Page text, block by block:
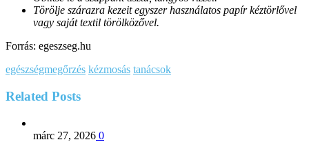
Törölje szárazra kezeit egyszer használatos papír kéztörlővel
vagy saját textil törölközővel.
Forrás: egeszseg.hu
egészségmegőrzés kézmosás tanácsok
Related Posts
márc 27, 2026 0